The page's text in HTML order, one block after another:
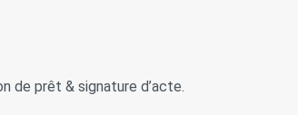
de prêt & signature d’acte.